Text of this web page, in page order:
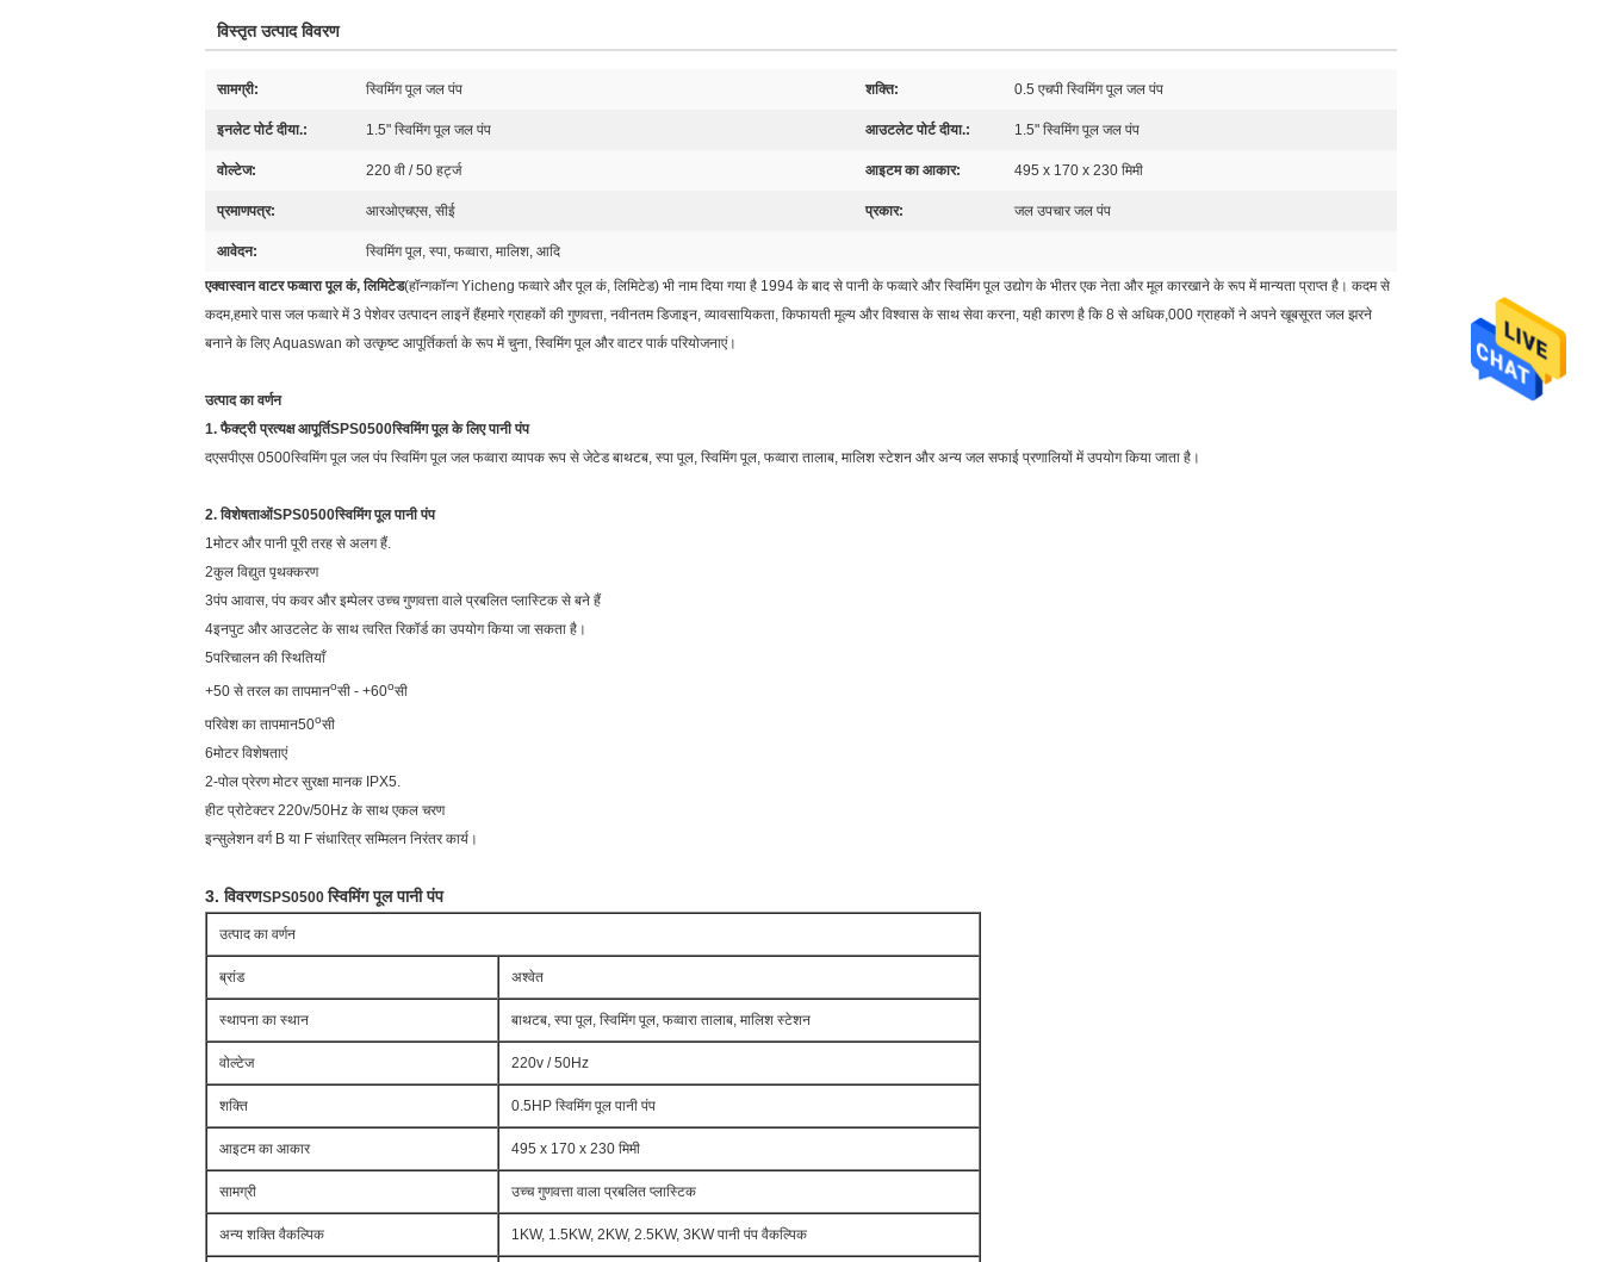
विस्तृत उत्पाद विवरण
सामग्री: स्विमिंग पूल जल पंप शक्ति: 0.5 एचपी स्विमिंग पूल जल पंप
इनलेट पोर्ट दीया.: 1.5" स्विमिंग पूल जल पंप आउटलेट पोर्ट दीया.: 1.5" स्विमिंग पूल जल पंप
वोल्टेज: 220 वी / 50 हर्ट्ज आइटम का आकार: 495 x 170 x 230 मिमी
प्रमाणपत्र: आरओएचएस, सीई प्रकार: जल उपचार जल पंप
आवेदन: स्विमिंग पूल, स्पा, फव्वारा, मालिश, आदि
एक्वास्वान वाटर फव्वारा पूल कं, लिमिटेड(हॉन्गकॉन्ग Yicheng फव्वारे और पूल कं, लिमिटेड) भी नाम दिया गया है 1994 के बाद से पानी के फव्वारे और स्विमिंग पूल उद्योग के भीतर एक नेता और मूल कारखाने के रूप में मान्यता प्राप्त है। कदम से
कदम,हमारे पास जल फव्वारे में 3 पेशेवर उत्पादन लाइनें हैंहमारे ग्राहकों की गुणवत्ता, नवीनतम डिजाइन, व्यावसायिकता, किफायती मूल्य और विश्वास के साथ सेवा करना, यही कारण है कि 8 से अधिक,000 ग्राहकों ने अपने खूबसूरत जल झरने
बनाने के लिए Aquaswan को उत्कृष्ट आपूर्तिकर्ता के रूप में चुना, स्विमिंग पूल और वाटर पार्क परियोजनाएं।
उत्पाद का वर्णन
1. फैक्ट्री प्रत्यक्ष आपूर्तिSPS0500स्विमिंग पूल के लिए पानी पंप
दएसपीएस 0500स्विमिंग पूल जल पंप स्विमिंग पूल जल फव्वारा व्यापक रूप से जेटेड बाथटब, स्पा पूल, स्विमिंग पूल, फव्वारा तालाब, मालिश स्टेशन और अन्य जल सफाई प्रणालियों में उपयोग किया जाता है।
2. विशेषताओंSPS0500स्विमिंग पूल पानी पंप
1मोटर और पानी पूरी तरह से अलग हैं.
2कुल विद्युत पृथक्करण
3पंप आवास, पंप कवर और इम्पेलर उच्च गुणवत्ता वाले प्रबलित प्लास्टिक से बने हैं
4इनपुट और आउटलेट के साथ त्वरित रिकॉर्ड का उपयोग किया जा सकता है।
5परिचालन की स्थितियाँ
+50 से तरल का तापमानoसी - +60oसी
परिवेश का तापमान50oसी
6मोटर विशेषताएं
2-पोल प्रेरण मोटर सुरक्षा मानक IPX5.
हीट प्रोटेक्टर 220v/50Hz के साथ एकल चरण
इन्सुलेशन वर्ग B या F संधारित्र सम्मिलन निरंतर कार्य।
3. विवरणSPS0500 स्विमिंग पूल पानी पंप
उत्पाद का वर्णन
ब्रांड अश्वेत
स्थापना का स्थान बाथटब, स्पा पूल, स्विमिंग पूल, फव्वारा तालाब, मालिश स्टेशन
वोल्टेज 220v / 50Hz
शक्ति 0.5HP स्विमिंग पूल पानी पंप
आइटम का आकार 495 x 170 x 230 मिमी
सामग्री उच्च गुणवत्ता वाला प्रबलित प्लास्टिक
अन्य शक्ति वैकल्पिक 1KW, 1.5KW, 2KW, 2.5KW, 3KW पानी पंप वैकल्पिक